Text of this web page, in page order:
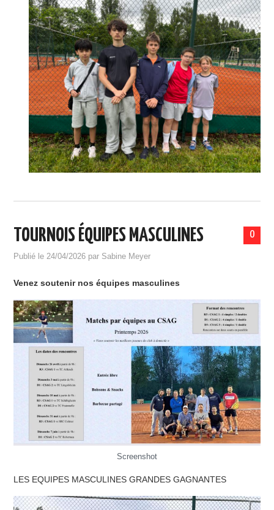
0
TOURNOIS ÉQUIPES MASCULINES
Publié le24/04/2026 par Sabine Meyer
Venez soutenir nos équipes masculines
Screenshot
LES EQUIPES MASCULINES GRANDES GAGNANTES